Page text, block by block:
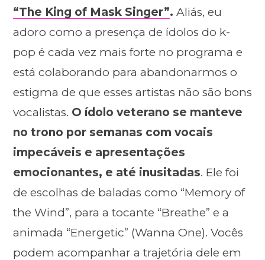
“The King of Mask Singer”. Aliás, eu
adoro como a presença de ídolos do k-
pop é cada vez mais forte no programa e
está colaborando para abandonarmos o
estigma de que esses artistas não são bons
vocalistas. O ídolo veterano se manteve
no trono por semanas com vocais
impecáveis e apresentações
emocionantes, e até inusitadas. Ele foi
de escolhas de baladas como “Memory of
the Wind”, para a tocante “Breathe” e a
animada “Energetic” (Wanna One). Vocês
podem acompanhar a trajetória dele em